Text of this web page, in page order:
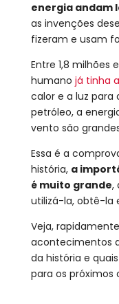
energia andam
as invenções
fizeram e usam
Entre 1,8 milhões
humano já tinha
calor e a luz para
petróleo, a
vento são
Essa é a
história, a
é muito grande,
utilizá-la, obtê-la
Veja,
acontecimentos
da história e
para os próximos